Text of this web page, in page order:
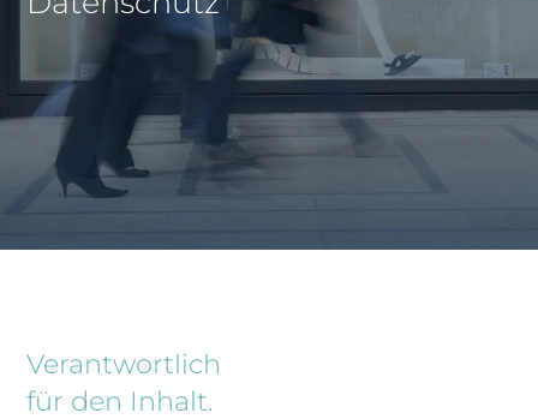
Verantwortlich
für den Inhalt.